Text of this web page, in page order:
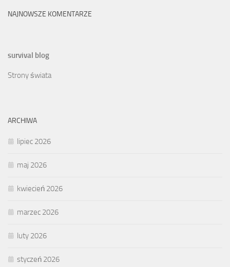
NAJNOWSZE KOMENTARZE
survival blog
Strony świata
ARCHIWA
lipiec 2026
maj 2026
kwiecień 2026
marzec 2026
luty 2026
styczeń 2026